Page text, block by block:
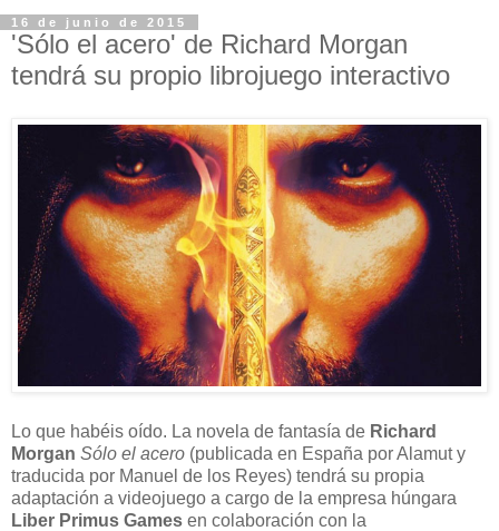
16 de junio de 2015
'Sólo el acero' de Richard Morgan
tendrá su propio librojuego interactivo
Lo que habéis oído. La novela de fantasía de Richard
Morgan Sólo el acero (publicada en España por Alamut y
traducida por Manuel de los Reyes) tendrá su propia
adaptación a videojuego a cargo de la empresa húngara
Liber Primus Games en colaboración con la